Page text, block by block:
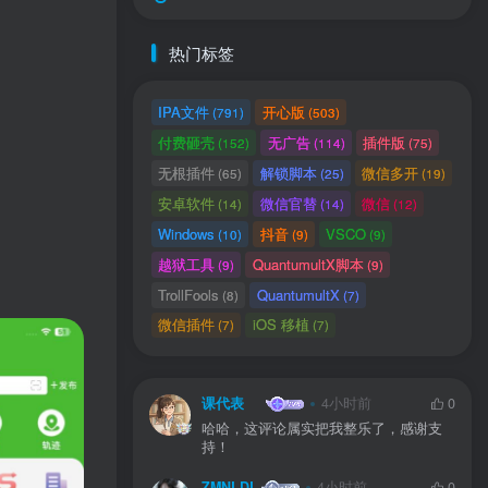
热门标签
IPA文件(791) 开心版 (503)
付费砸壳(152) 无广告(114) 插件版 (75)
无根插件 (65) 解锁脚本(25) 微信多开(19)
安卓软件 (14) 微信官替(14) 微信(12)
Windows (10) 抖音(9) VSCO(9)
越狱工具(9) QuantumultX脚本(9)
TrollFools (8) QuantumultX (7)
微信插件(7) iOS 移植 (7)
课代表 4小时前
0
哈哈，这评论属实把我整乐了，感谢支
持！